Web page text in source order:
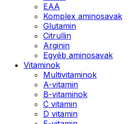
EAA
Komplex aminosavak
Glutamin
Citrullin
Arginin
Egyéb aminosavak
Vitaminok
Multivitaminok
A-vitamin
B-vitaminok
C vitamin
D vitamin